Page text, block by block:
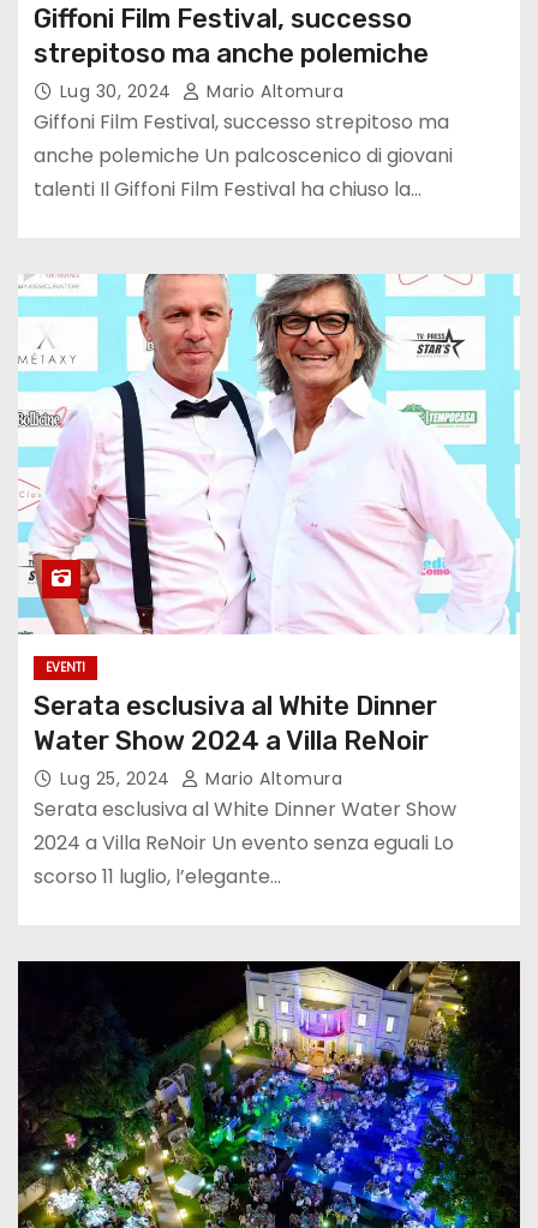
Giffoni Film Festival, successo
strepitoso ma anche polemiche
Lug 30, 2024 Mario Altomura
Giffoni Film Festival, successo strepitoso ma
anche polemiche Un palcoscenico di giovani
talenti Il Giffoni Film Festival ha chiuso la…
EVENTI
Serata esclusiva al White Dinner
Water Show 2024 a Villa ReNoir
Lug 25, 2024 Mario Altomura
Serata esclusiva al White Dinner Water Show
2024 a Villa ReNoir Un evento senza eguali Lo
scorso 11 luglio, l’elegante…